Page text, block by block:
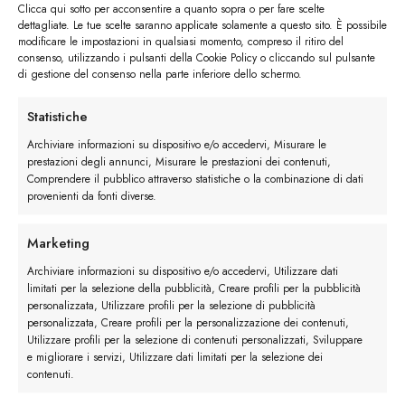
Clicca qui sotto per acconsentire a quanto sopra o per fare scelte
dettagliate. Le tue scelte saranno applicate solamente a questo sito. È possibile
modificare le impostazioni in qualsiasi momento, compreso il ritiro del
consenso, utilizzando i pulsanti della Cookie Policy o cliccando sul pulsante
di gestione del consenso nella parte inferiore dello schermo.
Statistiche
Archiviare informazioni su dispositivo e/o accedervi, Misurare le
prestazioni degli annunci, Misurare le prestazioni dei contenuti,
Comprendere il pubblico attraverso statistiche o la combinazione di dati
provenienti da fonti diverse.
Marketing
Archiviare informazioni su dispositivo e/o accedervi, Utilizzare dati
limitati per la selezione della pubblicità, Creare profili per la pubblicità
personalizzata, Utilizzare profili per la selezione di pubblicità
personalizzata, Creare profili per la personalizzazione dei contenuti,
Utilizzare profili per la selezione di contenuti personalizzati, Sviluppare
e migliorare i servizi, Utilizzare dati limitati per la selezione dei
contenuti.
Categorie
Borse da uomo
Cinture Uomo
Cura della scarpa
Informazioni & Curiosità
Introduzione
Collezione uomo Primavera / Estate 2020
12/02/2020
La nuova collezione di scarpe artigianali firmate Belfiore per la
Primavera / Estate 2020 è...